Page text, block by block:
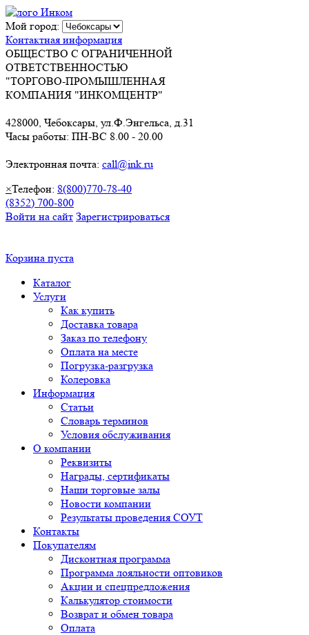
Мой город:
Контактная информация
ОБЩЕСТВО С ОГРАНИЧЕННОЙ
ОТВЕТСТВЕННОСТЬЮ
"ТОРГОВО-ПРОМЫШЛЕННАЯ
КОМПАНИЯ "ИНКОМЦЕНТР"
428000, Чебоксары, ул.Ф.Энгельса, д.31
Часы работы: ПН-ВС 8.00 - 20.00
Электронная почта: call@ink.ru
×Телефон: 8(800)770-78-40
(8352) 700-800
Войти на сайт Зарегистрироваться
Корзина пуста
Каталог
Услуги
Как купить
Доставка товара
Заказ по телефону
Оплата на месте
Погрузка-разгрузка
Колеровка
Информация
Статьи
Словарь терминов
Условия обслуживания
О компании
Реквизиты
Награды, сертификаты
Наши торговые залы
Новости компании
Результаты проведения СОУТ
Контакты
Покупателям
Дисконтная программа
Программа лояльности оптовиков
Акции и спецпредложения
Калькулятор стоимости
Возврат и обмен товара
Оплата